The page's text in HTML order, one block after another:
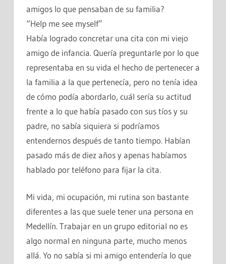
amigos lo que pensaban de su familia?
“Help me see myself”
Había logrado concretar una cita con mi viejo
amigo de infancia. Quería preguntarle por lo que
representaba en su vida el hecho de pertenecer a
la familia a la que pertenecía, pero no tenía idea
de cómo podía abordarlo, cuál sería su actitud
frente a lo que había pasado con sus tíos y su
padre, no sabía siquiera si podríamos
entendernos después de tanto tiempo. Habían
pasado más de diez años y apenas habíamos
hablado por teléfono para fijar la cita.
Mi vida, mi ocupación, mi rutina son bastante
diferentes a las que suele tener una persona en
Medellín. Trabajar en un grupo editorial no es
algo normal en ninguna parte, mucho menos
allá. Yo no sabía si mi amigo entendería lo que